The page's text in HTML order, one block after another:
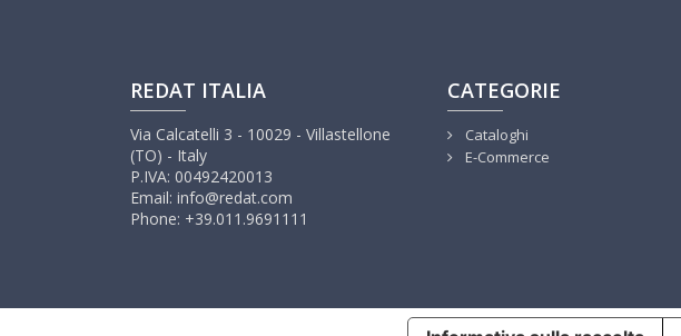
REDAT ITALIA
Via Calcatelli 3 - 10029 - Villastellone
(TO) - Italy
P.IVA: 00492420013
Email: info@redat.com
Phone: +39.011.9691111
CATEGORIE
Cataloghi
E-Commerce